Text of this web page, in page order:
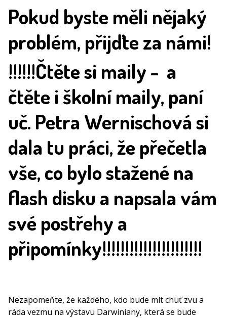
Pokud byste měli nějaký
problém, přijďte za námi!
!!!!!!Čtěte si maily - a
čtěte i školní maily, paní
uč. Petra Wernischová si
dala tu práci, že přečetla
vše, co bylo stažené na
flash disku a napsala vám
své postřehy a
připomínky!!!!!!!!!!!!!!!!!!!!!!
Nezapomeňte, že každého, kdo bude mít chuť zvu a
ráda vezmu na výstavu Darwiniany, která se bude